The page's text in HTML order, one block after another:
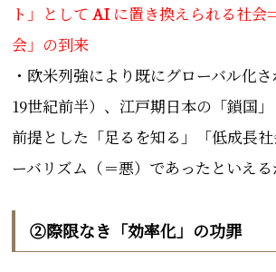
ト」としてAI に置き換えられる社
会」の到来
・欧米列強により既にグローバル化
19世紀前半）、江戸期日本の「鎖国
前提とした「足るを知る」「低成長
ーバリズム（＝悪）であったといえる
②際限なき「効率化」の功罪